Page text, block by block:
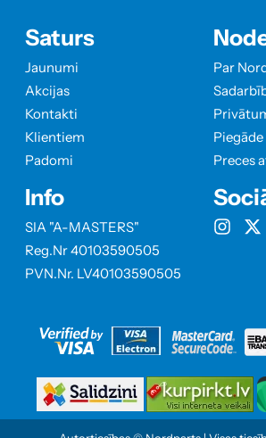
Saturs
Jaunumi
Akcijas
Kontakti
Klientiem
Padomi
Info
SIA "A-MASTERS"
Reg.Nr 40103590505
PVN.Nr. LV40103590505
Par
Preces